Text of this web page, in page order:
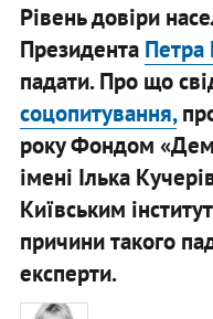
Рівень довіри
Президента
падати. Про що
соцопитування,
року Фондом
імені Ілька
Київським
причини такого
експерти.